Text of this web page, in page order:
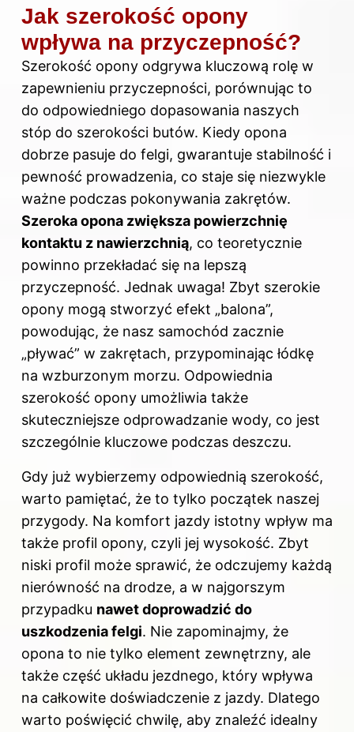
Jak szerokość opony
wpływa na przyczepność?
Szerokość opony odgrywa kluczową rolę w
zapewnieniu przyczepności, porównując to
do odpowiedniego dopasowania naszych
stóp do szerokości butów. Kiedy opona
dobrze pasuje do felgi, gwarantuje stabilność i
pewność prowadzenia, co staje się niezwykle
ważne podczas pokonywania zakrętów.
Szeroka opona zwiększa powierzchnię
kontaktu z nawierzchnią, co teoretycznie
powinno przekładać się na lepszą
przyczepność. Jednak uwaga! Zbyt szerokie
opony mogą stworzyć efekt „balona”,
powodując, że nasz samochód zacznie
„pływać” w zakrętach, przypominając łódkę
na wzburzonym morzu. Odpowiednia
szerokość opony umożliwia także
skuteczniejsze odprowadzanie wody, co jest
szczególnie kluczowe podczas deszczu.
Gdy już wybierzemy odpowiednią szerokość,
warto pamiętać, że to tylko początek naszej
przygody. Na komfort jazdy istotny wpływ ma
także profil opony, czyli jej wysokość. Zbyt
niski profil może sprawić, że odczujemy każdą
nierówność na drodze, a w najgorszym
przypadku nawet doprowadzić do
uszkodzenia felgi. Nie zapominajmy, że
opona to nie tylko element zewnętrzny, ale
także część układu jezdnego, który wpływa
na całkowite doświadczenie z jazdy. Dlatego
warto poświęcić chwilę, aby znaleźć idealny